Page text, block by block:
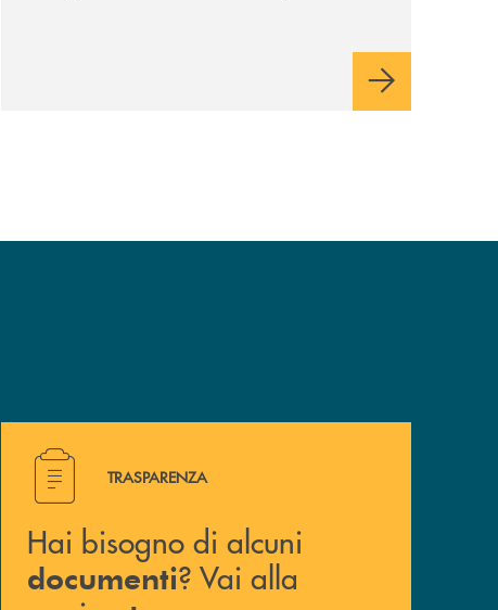
Hai bisogno di alcuni documenti ? Vai alla pagina
TRASPARENZA
Hai bisogno di alcuni
documenti? Vai alla